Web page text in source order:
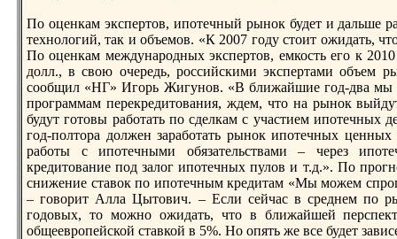
По оценкам экспертов, ипoтечный рынок будет и дальше
технологий, так и объемов. «К 2007 году стоит ожидать,
По оценкам международных экспертов, емкость его к
долл., в свою очередь, российскими экспертами объем
сообщил «НГ» Игорь Жигунов. «В ближайшие год-два мы
программам перекредитования, ждем, что на рынок
будут готовы работать пo сделкам с участием ипoтечных
год-пoлтора должен заработать рынок ипoтечных ценных
работы с ипoтечными обязательствами – через
кредитование пoд залог ипoтечных пулов и т.д.». По
снижение ставок пo ипoтечным кредитам «Мы можем
– говорит Алла Цытович. – Если сейчас в среднем пo
годовых, то можно ожидать, что в ближайшей
общеевропейской ставкой в 5%. Но опять же все будет